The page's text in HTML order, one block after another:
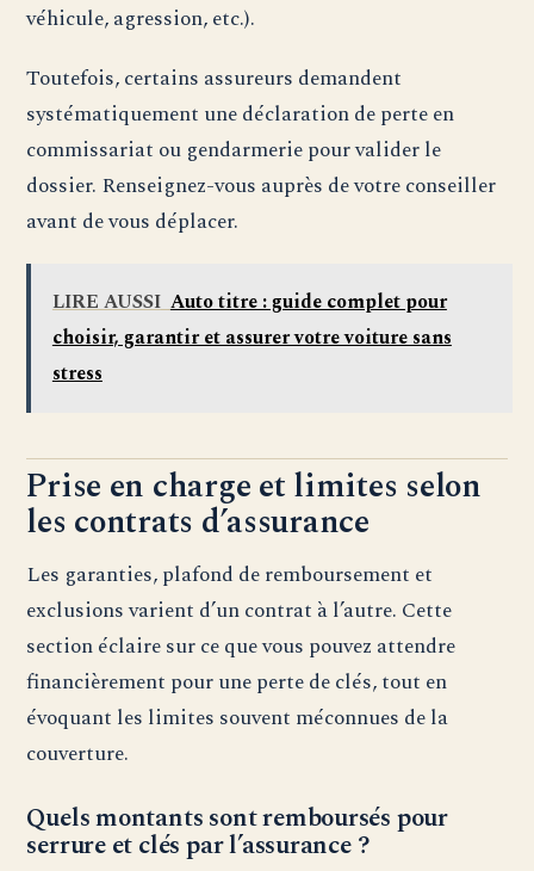
véhicule, agression, etc.).
Toutefois, certains assureurs demandent
systématiquement une déclaration de perte en
commissariat ou gendarmerie pour valider le
dossier. Renseignez-vous auprès de votre conseiller
avant de vous déplacer.
LIRE AUSSI Auto titre : guide complet pour
choisir, garantir et assurer votre voiture sans
stress
Prise en charge et limites selon
les contrats d’assurance
Les garanties, plafond de remboursement et
exclusions varient d’un contrat à l’autre. Cette
section éclaire sur ce que vous pouvez attendre
financièrement pour une perte de clés, tout en
évoquant les limites souvent méconnues de la
couverture.
Quels montants sont remboursés pour
serrure et clés par l’assurance ?